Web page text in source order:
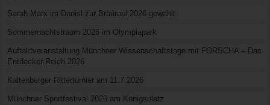
Sarah Marx im Donisl zur Bräurosl 2026 gewählt
Sommernachtstraum 2026 im Olympiapark
Auftaktveranstaltung Münchner Wissenschaftstage mit FORSCHA – Das
Entdecker-Reich 2026
Kaltenberger Ritterturnier am 11.7.2026
Münchner Sportfestival 2026 am Königsplatz